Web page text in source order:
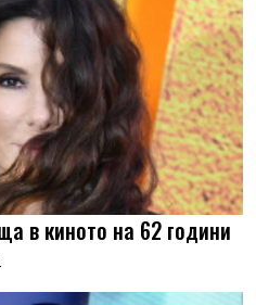
в киното на 62 години